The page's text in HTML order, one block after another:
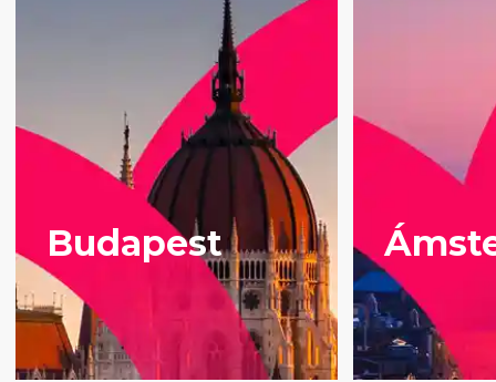
Budapest